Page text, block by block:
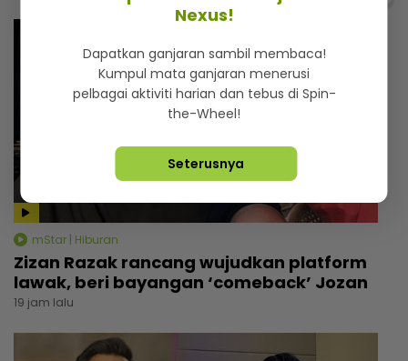
mStar | Hiburan
Zizan Razak rancang wujudkan platform
lawak, beri bayangan ‘comeback’ Jozan
19 jam lalu
Nexus!
Dapatkan ganjaran sambil membaca!
Kumpul mata ganjaran menerusi
pelbagai aktiviti harian dan tebus di Spin-
the-Wheel!
Seterusnya